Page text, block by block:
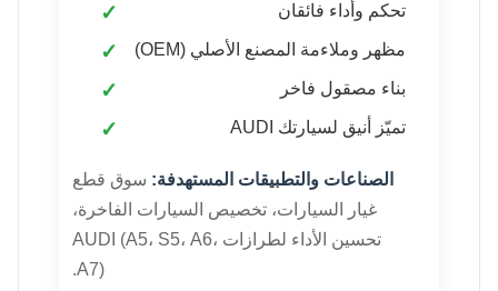
تحكم وأداء فائقان
مظهر وملاءمة المصنع الأصلي (OEM)
بناء مصقول فاخر
تميّز أنيق لسيارتك AUDI
الصناعات والتطبيقات المستهدفة: سوق قطع
غيار السيارات، تخصيص السيارات الفاخرة،
تحسين الأداء لطرازات AUDI (A5، S5، A6،
A7).